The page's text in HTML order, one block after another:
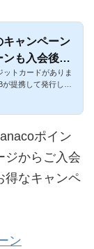
キャンペーン
も入会後も
トカードがありま
提携して発行して
ポイン
ジからご入会
得なキャンペ
ン